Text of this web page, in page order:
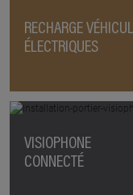
RECHARGE
ÉLECTRIQUES
VISIOPHONE
CONNECTÉ